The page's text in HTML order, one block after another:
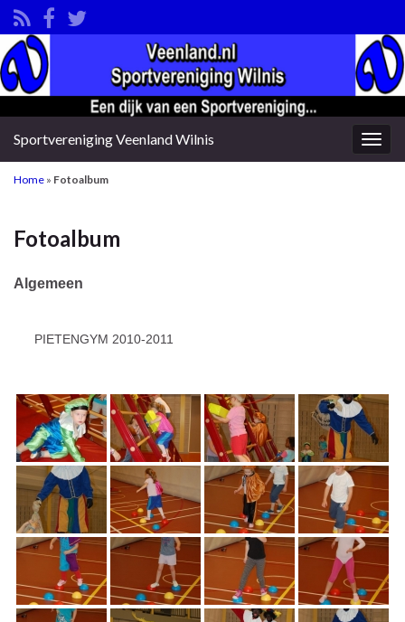
Sportvereniging Veenland Wilnis
Home » Fotoalbum
Fotoalbum
Algemeen
PIETENGYM 2010-2011